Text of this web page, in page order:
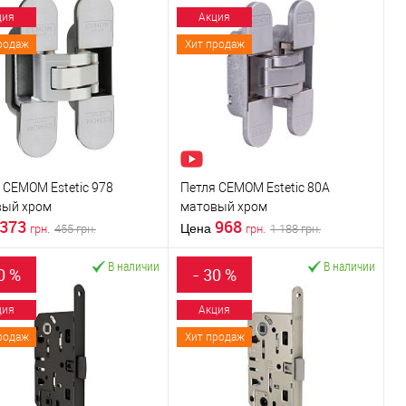
CEMOM Estetic 978
хром
373 грн. 455грн.
В корзину
в 1 клик
В избранное
Акция
Хит продаж
Петля CEMOM Estetic 80A
матовый хром
Цена 968 грн. 1 188грн.
В корзину
Купить в 1 клик
В избранное
% В наличии - 30 %
Акция
Хит продаж
В наличии